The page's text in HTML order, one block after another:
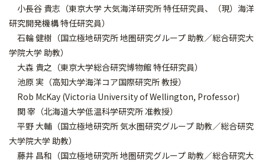
小長谷 貴志（東京大学 大気海洋研究所 特任研究員、（現）海洋
研究開発機構 特任研究員）
石輪 健樹（国立極地研究所 地圏研究グループ 助教／総合研究大
学院大学 助教）
大森 貴之（東京大学総合研究博物館 特任研究員）
池原 実（高知大学海洋コア国際研究所 教授）
Rob McKay (Victoria University of Wellington, Professor)
関 宰（北海道大学低温科学研究所 准教授）
平野 大輔（国立極地研究所 気水圏研究グループ 助教／総合研究
大学院大学 助教）
藤井 昌和（国立極地研究所 地圏研究グループ 助教／総合研究大